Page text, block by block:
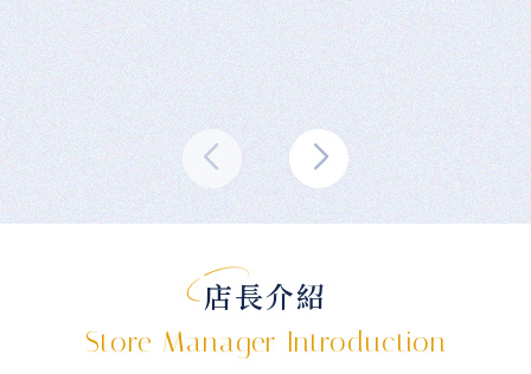
店長介紹
Store Manager Introduction